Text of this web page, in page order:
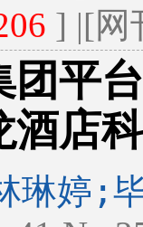
] |[网
团平
店科
琳婷;